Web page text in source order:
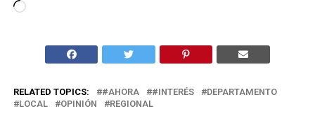
Cargando...
RELATED TOPICS: #AHORA #INTERÉS
DEPARTAMENTO
LOCAL
OPINIÓN REGIONAL